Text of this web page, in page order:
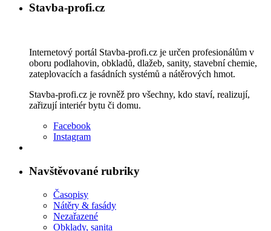
Stavba-profi.cz
Internetový portál Stavba-profi.cz je určen profesionálům v
oboru podlahovin, obkladů, dlažeb, sanity, stavební chemie,
zateplovacích a fasádních systémů a nátěrových hmot.
Stavba-profi.cz je rovněž pro všechny, kdo staví, realizují,
zařizují interiér bytu či domu.
Facebook
Instagram
Navštěvované rubriky
Časopisy
Nátěry & fasády
Nezařazené
Obklady, sanita